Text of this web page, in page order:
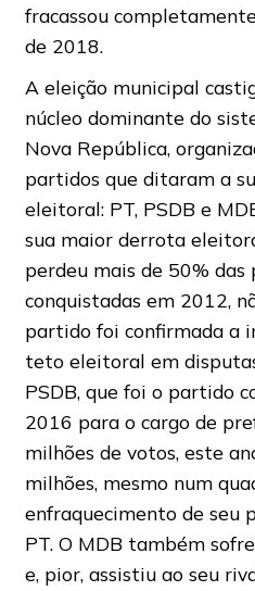
fracassou
de 2018.
A eleição municipal
núcleo dominante do
Nova República,
partidos que ditaram a
eleitoral: PT, PSDB e
sua maior derrota
perdeu mais de 50% das
conquistadas em 2012,
partido foi confirmada a
teto eleitoral em
PSDB, que foi o partido
2016 para o cargo de
milhões de votos, este
milhões, mesmo num
enfraquecimento de seu
PT. O MDB também
e, pior, assistiu ao seu